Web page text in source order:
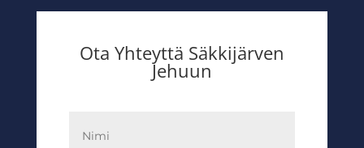
Ota Yhteyttä Säkkijärven
Jehuun